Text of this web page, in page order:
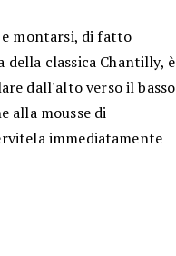
montarsi, di fatto
della classica Chantilly, è
dall'alto verso il basso
alla mousse di
immediatamente